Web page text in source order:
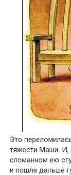
Это
тяжести Маши. И,
сломанном ею
и пошла дальше